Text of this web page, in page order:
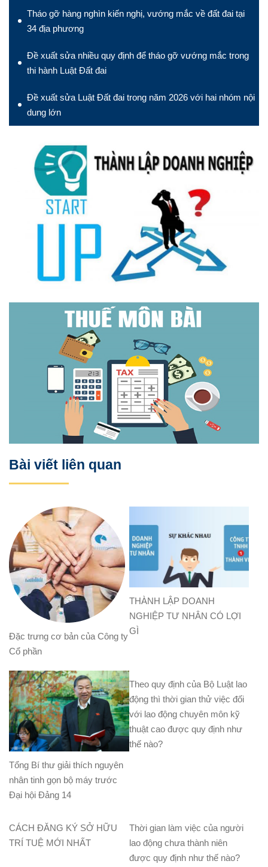
Tháo gỡ hàng nghìn kiến nghị, vướng mắc về đất đai tại
34 địa phương
Đề xuất sửa nhiều quy định để tháo gỡ vướng mắc trong
thi hành Luật Đất đai
Đề xuất sửa Luật Đất đai trong năm 2026 với hai nhóm nội
dung lớn
Bài viết liên quan
Đặc trưng cơ bản của Công ty
Cổ phần
THÀNH LẬP DOANH
NGHIỆP TƯ NHÂN CÓ LỢI
GÌ
Tổng Bí thư giải thích nguyên
nhân tinh gọn bộ máy trước
Đại hội Đảng 14
Theo quy định của Bộ Luật lao
động thì thời gian thử việc đối
với lao động chuyên môn kỹ
thuật cao được quy định như
thế nào?
CÁCH ĐĂNG KÝ SỞ HỮU
TRÍ TUỆ MỚI NHẤT
Thời gian làm việc của người
lao động chưa thành niên
được quy định như thế nào?